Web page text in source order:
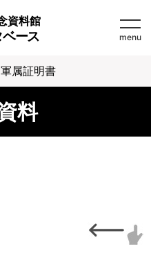
資料館
ース menu
軍属証明書
料